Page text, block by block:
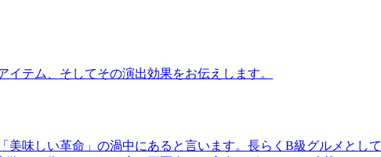
テム、そしてその演出効果をお伝えします。
美味しい革命」の渦中にあると言います。長らくB級グルメとし